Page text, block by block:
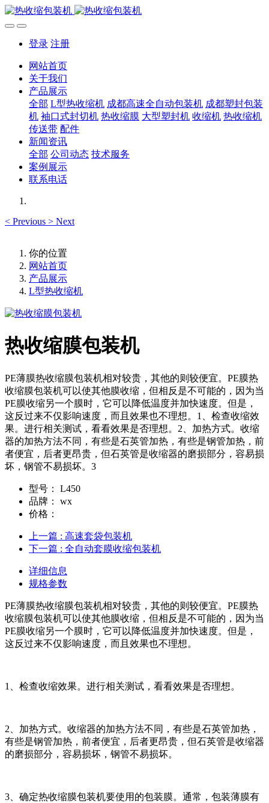
登录 注册
网站首页
关于我们
产品展示
全部 L型热收缩机 成都高速全自动包装机 成都塑封包装
机 袖口式封切机 热收缩膜 大型塑封机 收缩机 热收缩机
传送带 配件
新闻资讯
全部 公司动态 技术服务
案例展示
联系电话
< Previous > Next
你的位置
网站首页
产品展示
L型热收缩机
热收缩膜包装机
PE薄膜热收缩膜包装机相对较贵，其他的则较便宜。PE膜热
收缩膜包装机可以使其他膜收缩，但相反是不可能的，因为当
PE膜收缩另一个膜时，它可以降低温度并加快速度。但是，
这反过来不仅影响速度，而且效果也不理想。1、检查收缩效
果。进行相关测试，看看效果是否理想。2、加热方式。收缩
器的加热方法不同，有些是石英管加热，有些是钢管加热，前
者便宜，后者更昂贵，但石英管是收缩器的磨损部分，容易损
坏，钢管不易损坏。3
型号：
L450
品牌：
wx
价格：
上一篇 : 高速套袋包装机
下一篇 : 全自动套膜收缩包装机
详细信息
规格参数
PE薄膜热收缩膜包装机相对较贵，其他的则较便宜。PE膜热
收缩膜包装机可以使其他膜收缩，但相反是不可能的，因为当
PE膜收缩另一个膜时，它可以降低温度并加快速度。但是，
这反过来不仅影响速度，而且效果也不理想。
1、检查收缩效果。进行相关测试，看看效果是否理想。
2、加热方式。收缩器的加热方法不同，有些是石英管加热，
有些是钢管加热，前者便宜，后者更昂贵，但石英管是收缩器
的磨损部分，容易损坏，钢管不易损坏。
3、确定热收缩膜包装机要使用的包装膜。通常，包装薄膜有